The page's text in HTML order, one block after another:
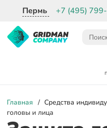
Пермь +7 (495)
Главная / Средства
головы и лица